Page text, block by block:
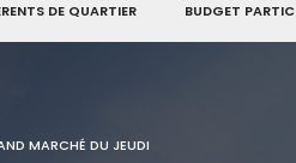
DE QUARTIER BUDGET
MARCHÉ DU JEUDI